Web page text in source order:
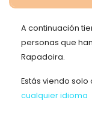
A continuación
personas que
Rapadoira.
Estás viendo solo
cualquier idioma